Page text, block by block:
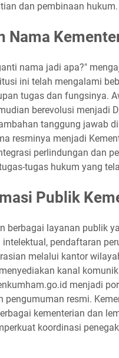
dan pembinaan hukum.
Nama
nama jadi apa?"
ini telah mengalami
tugas dan fungsinya.
berevolusi menjadi
tanggung jawab
resminya menjadi
perlindungan dan
tugas hukum yang
Publik
berbagai layanan publik
pendaftaran
melalui kantor
kanal
menjadi
pengumuman resmi.
kementerian dan
koordinasi